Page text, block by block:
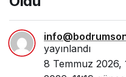
yayınlandı
8 Temmuz 2026,